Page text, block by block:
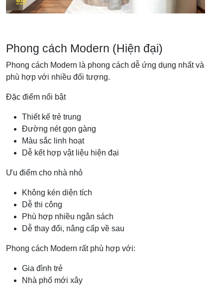
Phong cách Modern (Hiện đại)
Phong cách Modern là phong cách dễ ứng dụng nhất và
phù hợp với nhiều đối tượng.
Đặc điểm nổi bật
Thiết kế trẻ trung
Đường nét gọn gàng
Màu sắc linh hoạt
Dễ kết hợp vật liệu hiện đại
Ưu điểm cho nhà nhỏ
Không kén diện tích
Dễ thi công
Phù hợp nhiều ngân sách
Dễ thay đổi, nâng cấp về sau
Phong cách Modern rất phù hợp với:
Gia đình trẻ
Nhà phố mới xây